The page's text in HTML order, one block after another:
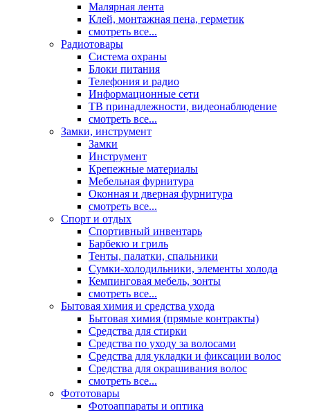
Малярная лента
Клей, монтажная пена, герметик
смотреть все...
Радиотовары
Система охраны
Блоки питания
Телефония и радио
Информационные сети
ТВ принадлежности, видеонаблюдение
смотреть все...
Замки, инструмент
Замки
Инструмент
Крепежные материалы
Мебельная фурнитура
Оконная и дверная фурнитура
смотреть все...
Спорт и отдых
Спортивный инвентарь
Барбекю и гриль
Тенты, палатки, спальники
Сумки-холодильники, элементы холода
Кемпинговая мебель, зонты
смотреть все...
Бытовая химия и средства ухода
Бытовая химия (прямые контракты)
Средства для стирки
Средства по уходу за волосами
Средства для укладки и фиксации волос
Средства для окрашивания волос
смотреть все...
Фототовары
Фотоаппараты и оптика